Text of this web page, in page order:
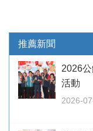
推薦新聞
2026
活動
2026-